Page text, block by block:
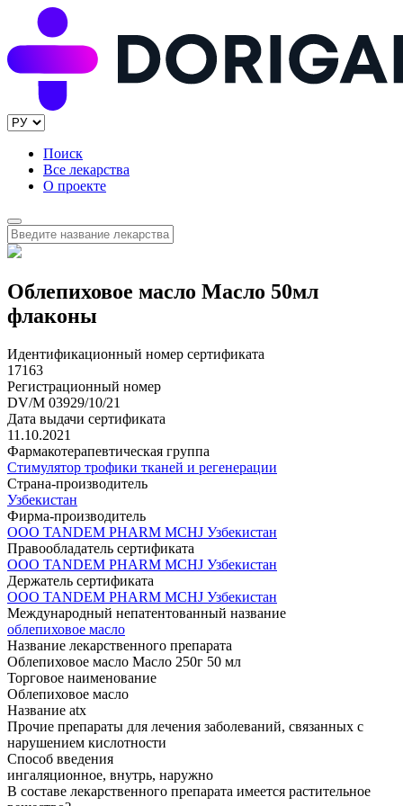
Поиск
Все лекарства
О проекте
Облепиховое масло Масло 50мл
флаконы
Идентификационный номер сертификата
17163
Регистрационный номер
DV/M 03929/10/21
Дата выдачи сертификата
11.10.2021
Фармакотерапевтическая группа
Стимулятор трофики тканей и регенерации
Страна-производитель
Узбекистан
Фирма-производитель
ООО TANDEM PHARM MCHJ Узбекистан
Правообладатель сертификата
ООО TANDEM PHARM MCHJ Узбекистан
Держатель сертификата
ООО TANDEM PHARM MCHJ Узбекистан
Международный непатентованный название
oблепиховое масло
Название лекарственного препарата
Облепиховое масло Масло 250г 50 мл
Торговое наименование
Облепиховое масло
Название atx
Прочие препараты для лечения заболеваний, связанных с
нарушением кислотности
Способ введения
ингаляционное, внутрь, наружно
В составе лекарственного препарата имеется растительное